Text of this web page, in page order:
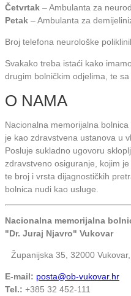
Četvrtak – Ambulanta za
Petak – Ambulanta za
Broj telefona neurološke
Svakako treba istaći kako
drugim bolničkim odjelima, te
O NAMA
Nacionalna memorijalna
je kao zdravstvena ustanova u
Posluje sukladno ugovoru
zdravstveno osiguranje, kojim
te broj i vrsta dijagnostičkih
bolnica nudi kao usluge.
Nacionalna memorijalna
"Dr. Juraj Njavro" Vukovar
Županijska 35, 32000
E-mail: posta@ob-vukovar.hr
Tel.: +385 32 452-111